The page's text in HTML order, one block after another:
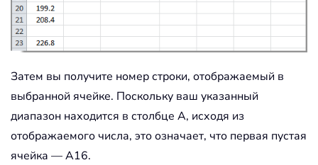
Затем вы получите номер строки, отображаемый в
выбранной ячейке. Поскольку ваш указанный
диапазон находится в столбце A, исходя из
отображаемого числа, это означает, что первая пустая
ячейка — A16.